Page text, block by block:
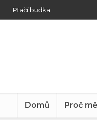
Ptačí budka
Domů Proč